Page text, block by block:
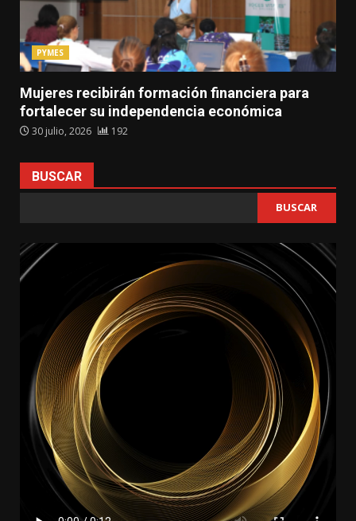
PYMES
Mujeres recibirán formación financiera para
fortalecer su independencia económica
30 julio, 2026 192
BUSCAR
BUSCAR